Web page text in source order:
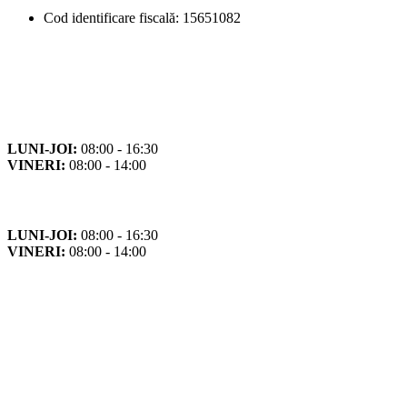
Cod identificare fiscală: 15651082
LUNI-JOI: 08:00 - 16:30
VINERI: 08:00 - 14:00
LUNI-JOI: 08:00 - 16:30
VINERI: 08:00 - 14:00